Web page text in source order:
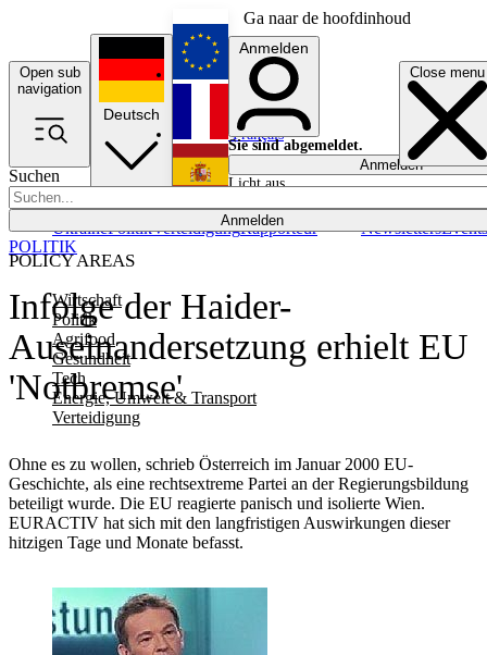
Ga naar de hoofdinhoud
Open sub
navigation
Close menu
Suchen
Anmelden
POLICY AREAS
Wirtschaft
Politik
Agrifood
Gesundheit
Tech
Energie, Umwelt & Transport
Verteidigung
UkrainePolitikVerteidigungRapporteur NewslettersEvents
Deutsch
English
Français
Anmelden
Sie sind abgemeldet.
Anmelden
Licht aus
Infolge der Haider-
Auseinandersetzung erhielt EU
'Notbremse'
Ohne es zu wollen, schrieb Österreich im Januar 2000 EU-
Geschichte, als eine rechtsextreme Partei an der Regierungsbildung
beteiligt wurde. Die EU reagierte panisch und isolierte Wien.
EURACTIV hat sich mit den langfristigen Auswirkungen dieser
hitzigen Tage und Monate befasst.
POLITIK